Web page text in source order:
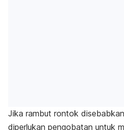
Jika rambut rontok
diperlukan pengobatan untuk